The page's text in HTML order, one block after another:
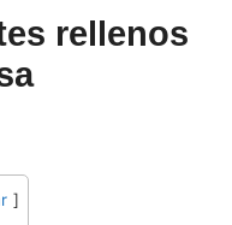
rellenos